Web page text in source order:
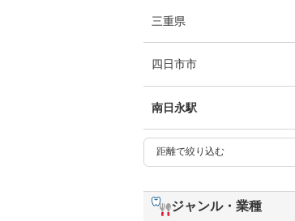
三重県
四日市市
南日永駅
ジャンル・業種